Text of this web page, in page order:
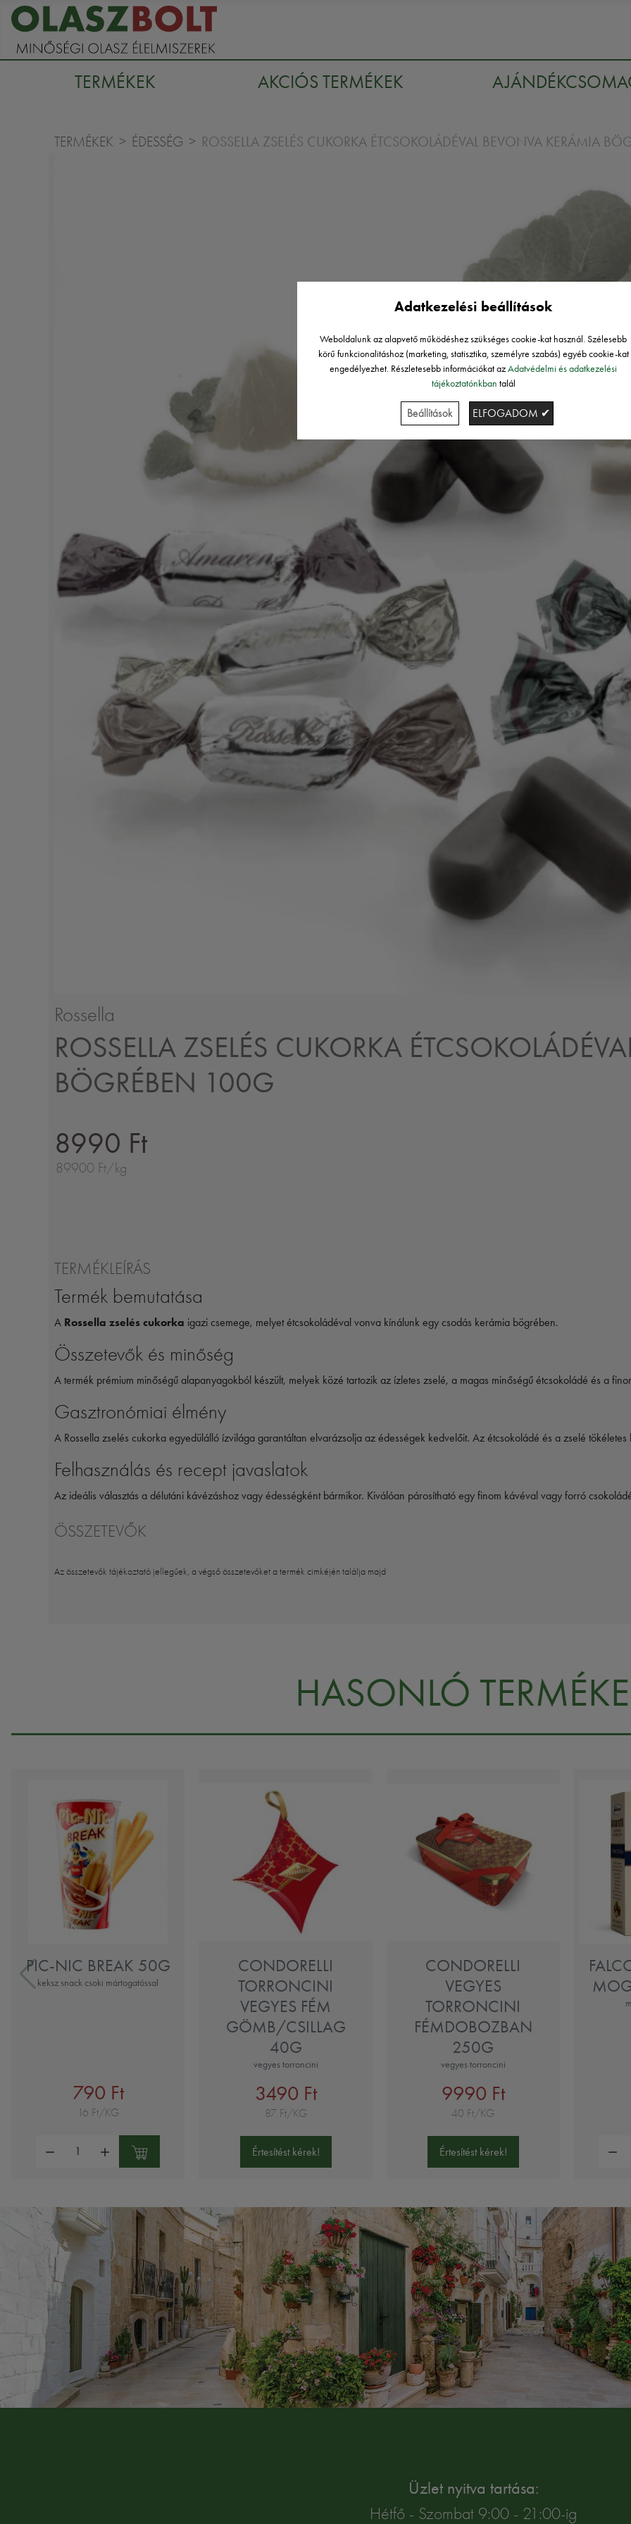
TERMÉKEK AKCIÓS TERMÉKEK
TERMÉKEK ÉDESSÉG ROSSELLA ZSELÉS CUKORKA ÉTCSOKOLÁDÉVAL BEVONVA KERÁMIA
Rossella
ROSSELLA ZSELÉS CUKORKA
BÖGRÉBEN 100G
8990 Ft
89900 Ft/kg
TERMÉKLEÍRÁS
Termék bemutatása
A Rossella zselés cukorka igazi csemege, melyet étcsokoládéval vonva kínálunk egy csodás kerámia bögrében.
Összetevők és minőség
A termék prémium minőségű alapanyagokból készült, melyek közé tartozik az ízletes zselé, a magas minőségű étcsokoládé és a
Gasztronómiai élmény
A Rossella zselés cukorka egyedülálló ízvilága garantáltan elvarázsolja az édességek kedvelőit. Az étcsokoládé és a zselé
Felhasználás és recept javaslatok
Az ideális választás a délutáni kávézáshoz vagy édességként bármikor. Kiválóan párosítható egy finom kávéval vagy forró
ÖSSZETEVŐK
Az összetevők tájékoztató jellegűek, a végső összetevőket a termék cimkéjén találja majd
HASONLÓ
PIC-NIC BREAK 50G
keksz snack csoki mártogatóssal
790 Ft
16 Ft/KG
CONDORELLI
TORRONCINI
VEGYES FÉM
GÖMB/CSILLAG
40G
vegyes torroncini
3490 Ft
87 Ft/KG
Értesítést kérek!
CONDORELLI
VEGYES
TORRONCINI
FÉMDOBOZBAN
250G
vegyes torroncini
9990 Ft
40 Ft/KG
Értesítést kérek!
Üzlet nyitva tartása:
Hétfő - Szombat 9:00 - 21:00-ig
Adatkezelési beállítások
Weboldalunk az alapvető működéshez szükséges cookie-kat használ. Szélesebb
körű funkcionalitáshoz (marketing, statisztika, személyre szabás) egyéb cookie-kat
engedélyezhet. Részletesebb információkat azAdatvédelmi és adatkezelési
tájékoztatónkban talál
Beállítások ELFOGADOM ✔